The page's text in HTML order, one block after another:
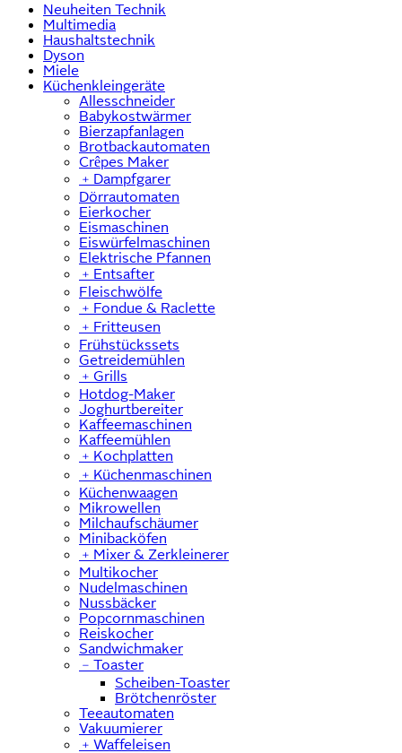
Neuheiten Technik
Multimedia
Haushaltstechnik
Dyson
Miele
Küchenkleingeräte
Allesschneider
Babykostwärmer
Bierzapfanlagen
Brotbackautomaten
Crêpes Maker
﹢ Dampfgarer
Dörrautomaten
Eierkocher
Eismaschinen
Eiswürfelmaschinen
Elektrische Pfannen
﹢ Entsafter
Fleischwölfe
﹢ Fondue & Raclette
﹢ Fritteusen
Frühstückssets
Getreidemühlen
﹢ Grills
Hotdog-Maker
Joghurtbereiter
Kaffeemaschinen
Kaffeemühlen
﹢ Kochplatten
﹢ Küchenmaschinen
Küchenwaagen
Mikrowellen
Milchaufschäumer
Minibacköfen
﹢ Mixer & Zerkleinerer
Multikocher
Nudelmaschinen
Nussbäcker
Popcornmaschinen
Reiskocher
Sandwichmaker
﹣ Toaster
Scheiben-Toaster
Brötchenröster
Teeautomaten
Vakuumierer
﹢ Waffeleisen